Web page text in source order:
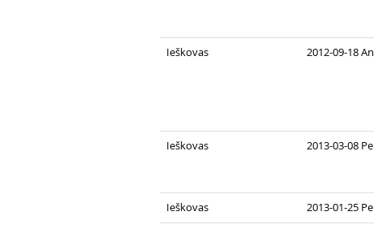
Ieškovas 2012-09-18 An
Ieškovas 2013-03-08 Pe
Ieškovas 2013-01-25 Pe